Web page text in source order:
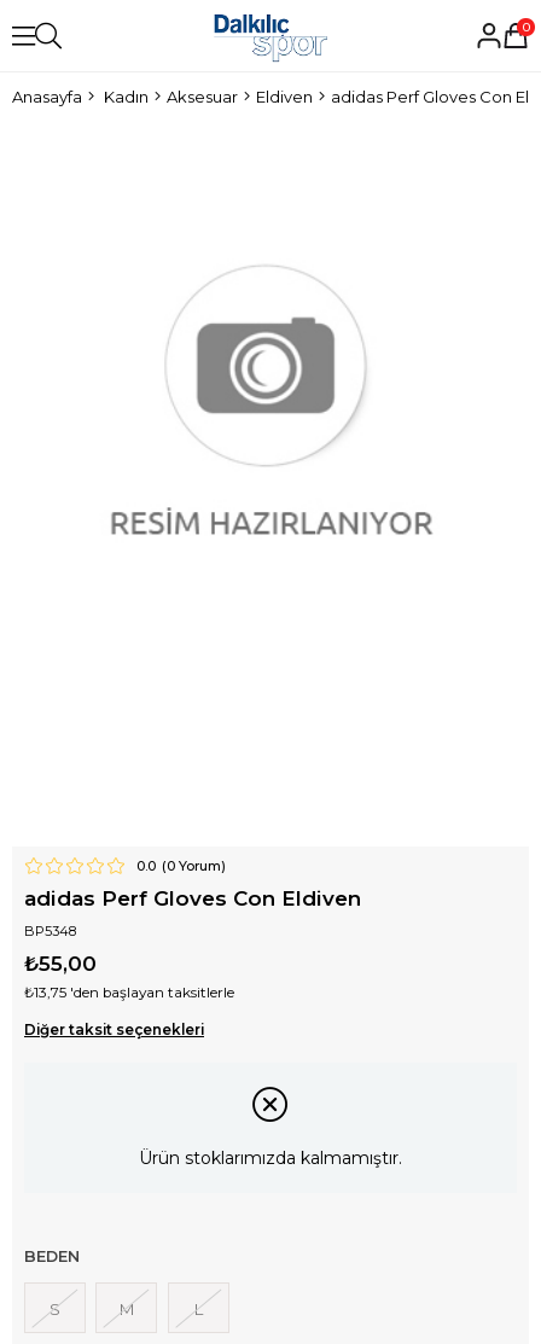
0
Anasayfa Kadın Aksesuar Eldiven adidas Perf Gloves Con
0.0 (0Yorum)
adidas Perf Gloves Con Eldiven
BP5348
₺55,00
₺13,75 'den başlayan taksitlerle
Diğer taksit seçenekleri
Ürün stoklarımızda kalmamıştır.
BEDEN
S M L